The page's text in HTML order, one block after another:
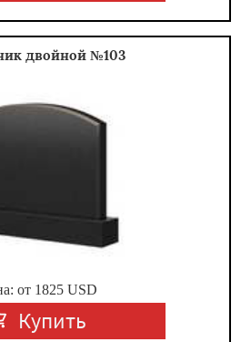
двойной №103
от 1825USD
Купить